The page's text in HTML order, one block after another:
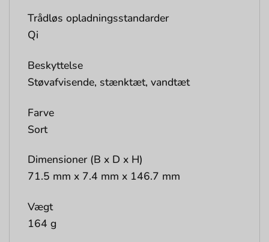
Trådløs opladningsstandarder
Qi
Beskyttelse
Støvafvisende, stænktæt, vandtæt
Farve
Sort
Dimensioner (B x D x H)
71.5 mm x 7.4 mm x 146.7 mm
Vægt
164 g